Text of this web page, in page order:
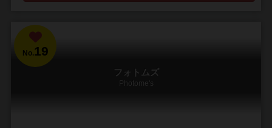
No.19
フォトムズ
Photome's